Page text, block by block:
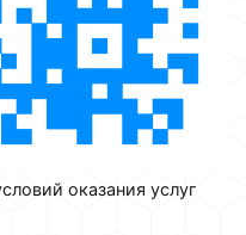
оказания услуг